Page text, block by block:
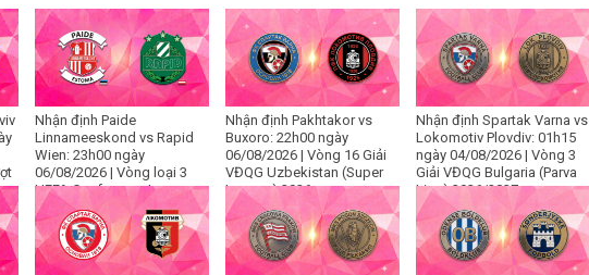
Nhận định Paide
Linnameeskond vs Rapid
Wien: 23h00 ngày
06/08/2026 | Vòng loại 3
UEFA Conference League
(Lượt đi)
Nhận định Pakhtakor vs
Buxoro: 22h00 ngày
06/08/2026 | Vòng 16 Giải
VĐQG Uzbekistan (Super
League) 2026
Nhận định Spartak Varna vs
Lokomotiv Plovdiv: 01h15
ngày 04/08/2026 | Vòng 3
Giải VĐQG Bulgaria (Parva
Liga) 2026/2027